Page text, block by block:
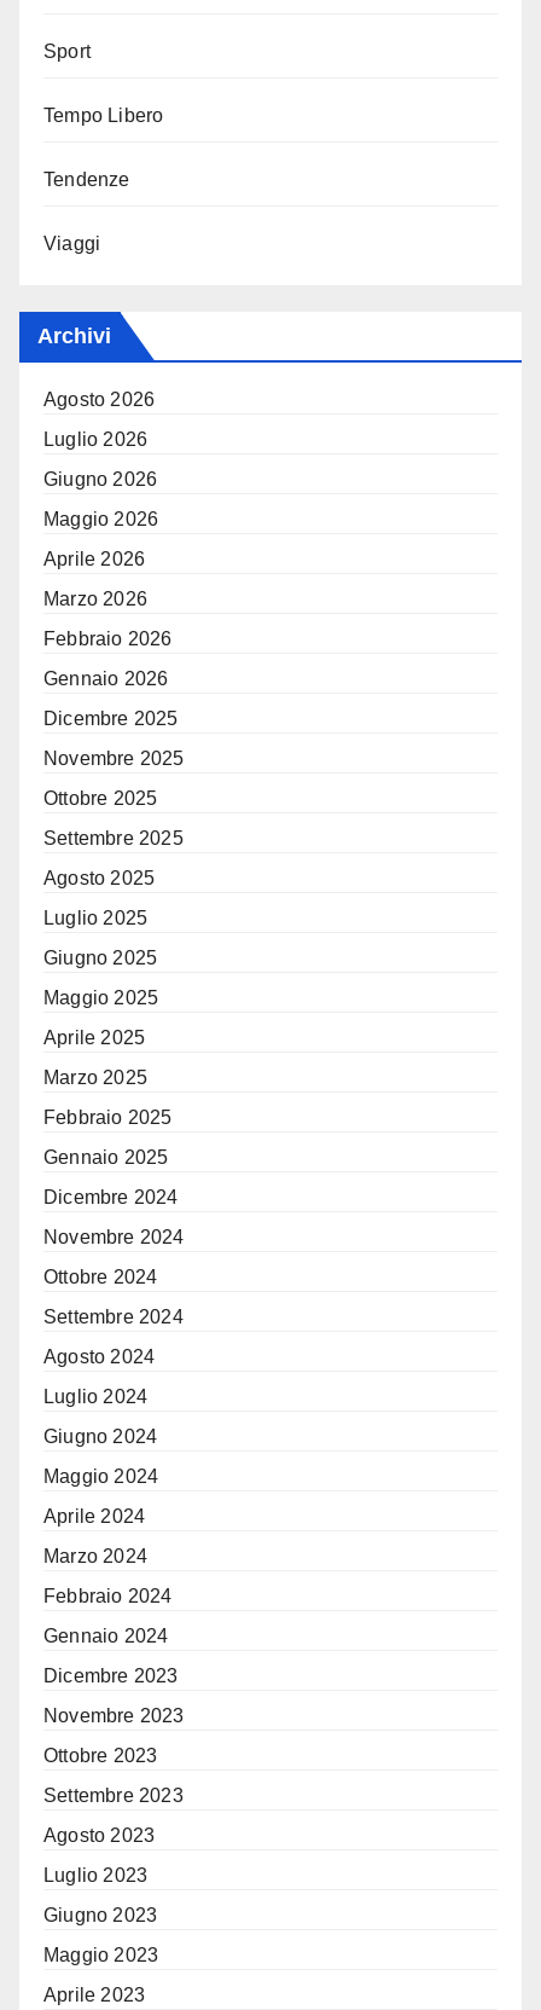
Sport
Tempo Libero
Tendenze
Viaggi
Archivi
Agosto 2026
Luglio 2026
Giugno 2026
Maggio 2026
Aprile 2026
Marzo 2026
Febbraio 2026
Gennaio 2026
Dicembre 2025
Novembre 2025
Ottobre 2025
Settembre 2025
Agosto 2025
Luglio 2025
Giugno 2025
Maggio 2025
Aprile 2025
Marzo 2025
Febbraio 2025
Gennaio 2025
Dicembre 2024
Novembre 2024
Ottobre 2024
Settembre 2024
Agosto 2024
Luglio 2024
Giugno 2024
Maggio 2024
Aprile 2024
Marzo 2024
Febbraio 2024
Gennaio 2024
Dicembre 2023
Novembre 2023
Ottobre 2023
Settembre 2023
Agosto 2023
Luglio 2023
Giugno 2023
Maggio 2023
Aprile 2023